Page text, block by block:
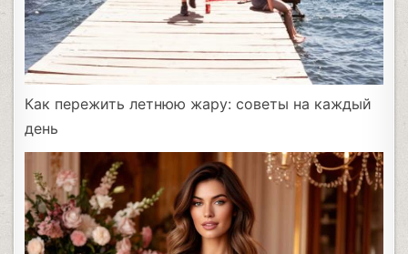
Как пережить летнюю жару: советы на каждый
день